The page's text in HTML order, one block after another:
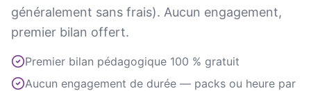
généralement sans frais). Aucun engagement,
premier bilan offert.
Premier bilan pédagogique 100 % gratuit
Aucun engagement de durée — packs ou heure par